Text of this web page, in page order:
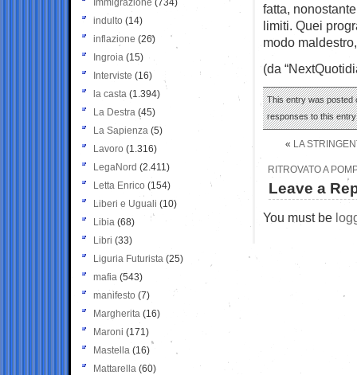
fatta,
limiti. Quei
modo
(da
This entry was posted
responses to this
« LA
RITROVATO A
Leave a
You must be
Immigrazione (734)
indulto (14)
inflazione (26)
Ingroia (15)
Interviste (16)
la casta (1.394)
La Destra (45)
La Sapienza (5)
Lavoro (1.316)
LegaNord (2.411)
Letta Enrico (154)
Liberi e Uguali (10)
Libia (68)
Libri (33)
Liguria Futurista (25)
mafia (543)
manifesto (7)
Margherita (16)
Maroni (171)
Mastella (16)
Mattarella (60)